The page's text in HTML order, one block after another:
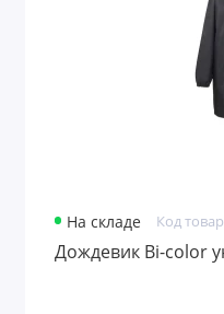
На складе Код
Дождевик Bi-color